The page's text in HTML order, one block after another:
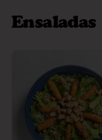
Ensaladas